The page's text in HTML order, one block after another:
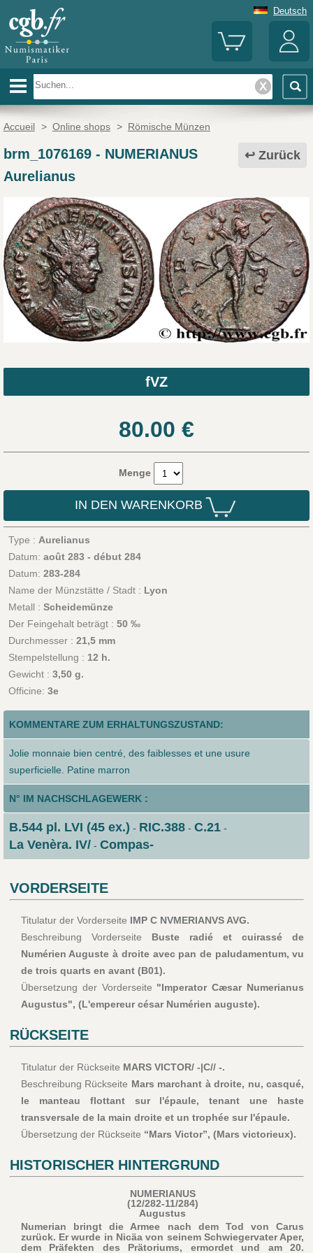
Deutsch
Accueil > Online shops > Römische Münzen
Zurück
brm_1076169- NUMERIANUS
Aurelianus
fVZ
80.00 €
Menge
IN DEN WARENKORB
Type : Aurelianus
Datum: août 283 - début 284
Datum: 283-284
Name der Münzstätte / Stadt : Lyon
Metall : Scheidemünze
Der Feingehalt beträgt : 50 ‰
Durchmesser : 21,5 mm
Stempelstellung : 12 h.
Gewicht : 3,50 g.
Officine: 3e
KOMMENTARE ZUM ERHALTUNGSZUSTAND:
Jolie monnaie bien centré, des faiblesses et une usure
superficielle. Patine marron
N° IM NACHSCHLAGEWERK :
B.544 pl. LVI (45 ex.) - RIC.388- C.21-
La Venèra. IV/- Compas-
VORDERSEITE
Titulatur der Vorderseite IMP C NVMERIANVS AVG.
Beschreibung Vorderseite Buste radié et cuirassé de
Numérien Auguste à droite avec pan de paludamentum, vu
de trois quarts en avant (B01).
Übersetzung der Vorderseite "Imperator Cæsar Numerianus
Augustus", (L'empereur césar Numérien auguste).
RÜCKSEITE
Titulatur der Rückseite MARS VICTOR/ -|C// -.
Beschreibung Rückseite Mars marchant à droite, nu, casqué,
le manteau flottant sur l'épaule, tenant une haste
transversale de la main droite et un trophée sur l'épaule.
Übersetzung der Rückseite “Mars Victor”, (Mars victorieux).
HISTORISCHER HINTERGRUND
NUMERIANUS
(12/282-11/284)
Augustus
Numerian bringt die Armee nach dem Tod von Carus
zurück. Er wurde in Nicäa von seinem Schwiegervater Aper,
dem Präfekten des Prätoriums, ermordet und am 20.